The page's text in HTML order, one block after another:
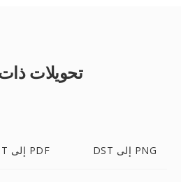
تحويلات
DST إلى PDF DST إلى PNG